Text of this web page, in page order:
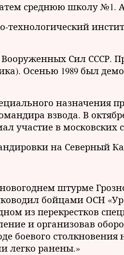
среднюю школу №1.
технологический
Сил СССР.
Осенью 1989 был
назначения
взвода. В
участие в московских
на Северный
штурме
бойцами ОСН
из перекрестков
и организовав
боевого
легко ранены.»